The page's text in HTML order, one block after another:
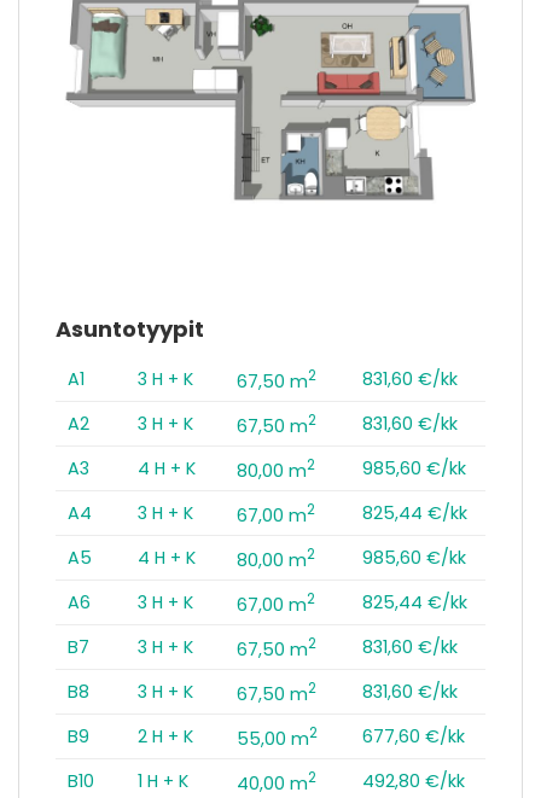
Asuntotyypit
A1 3 H + K 67,50 m2
831,60 €/kk
A2
3 H + K 67,50 m2
831,60 €/kk
A3
4 H + K 80,00 m2
985,60 €/kk
A4
3 H + K 67,00 m2
825,44 €/kk
A5
4 H + K 80,00 m2
985,60 €/kk
A6
3 H + K 67,00 m2
825,44 €/kk
B7
3 H + K 67,50 m2
831,60 €/kk
B8
3 H + K 67,50 m2
831,60 €/kk
B9
2 H + K 55,00 m2
677,60 €/kk
B10
1 H + K 40,00 m2
492,80 €/kk